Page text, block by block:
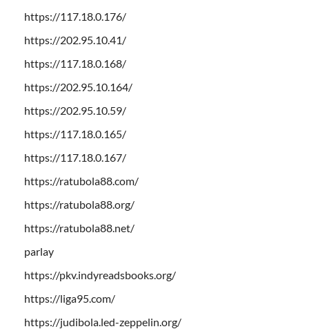
https://117.18.0.176/
https://202.95.10.41/
https://117.18.0.168/
https://202.95.10.164/
https://202.95.10.59/
https://117.18.0.165/
https://117.18.0.167/
https://ratubola88.com/
https://ratubola88.org/
https://ratubola88.net/
parlay
https://pkv.indyreadsbooks.org/
https://liga95.com/
https://judibola.led-zeppelin.org/